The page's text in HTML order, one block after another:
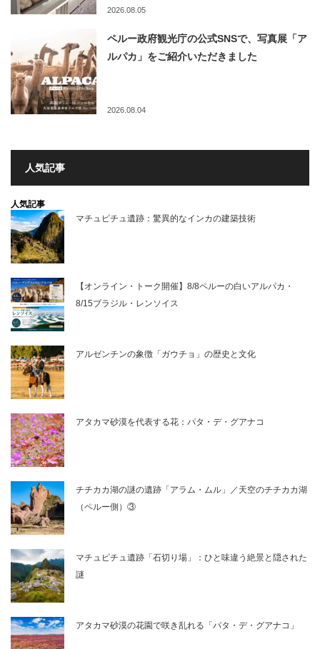
2026.08.05
ペルー政府観光庁の公式SNSで、写真展「ア
ルパカ」をご紹介いただきました
2026.08.04
人気記事
人気記事
マチュピチュ遺跡：驚異的なインカの建築技術
【オンライン・トーク開催】8/8ペルーの白いアルパカ・
8/15ブラジル・レンソイス
アルゼンチンの象徴「ガウチョ」の歴史と文化
アタカマ砂漠を代表する花：パタ・デ・グアナコ
チチカカ湖の謎の遺跡「アラム・ムル」／天空のチチカカ湖
（ペルー側）③
マチュピチュ遺跡「石切り場」：ひと味違う絶景と隠された
謎
アタカマ砂漠の花園で咲き乱れる「パタ・デ・グアナコ」